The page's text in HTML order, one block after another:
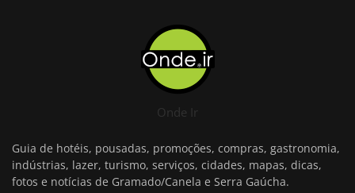
Onde Ir
Guia de hotéis, pousadas, promoções, compras, gastronomia,
indústrias, lazer, turismo, serviços, cidades, mapas, dicas,
fotos e notícias de Gramado/Canela e Serra Gaúcha.